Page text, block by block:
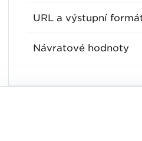
URL a výstupní
Návratové hodnoty